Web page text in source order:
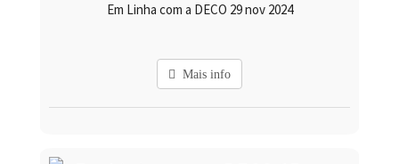
Em Linha com a DECO 29 nov 2024
Mais info